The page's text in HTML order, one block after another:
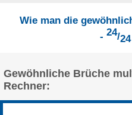
Wie man die
- 24/24
Gewöhnliche Brüche
Rechner: